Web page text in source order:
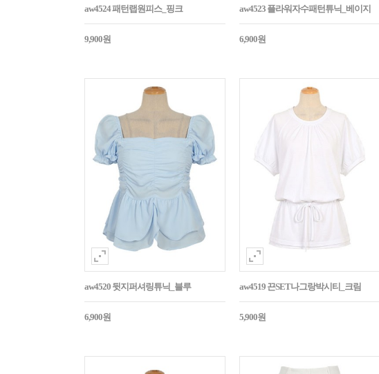
aw4524 패턴랩원피스_핑크
9,900원
aw4523 플라워자수패턴튜닉_베이지
6,900원
aw4520 뒷지퍼셔링튜닉_블루
6,900원
aw4519 끈SET나그랑박시티_크림
5,900원